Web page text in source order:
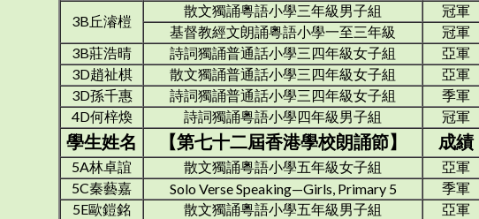
3B丘濬榿
散文獨誦粵語小學三年級男子組
冠軍
基督教經文朗誦粵語小學一至三年級
冠軍
3B莊浩晴
詩詞獨誦普通話小學三四年級女子組
亞軍
3D趙祉棋
散文獨誦普通話小學三四年級女子組
亞軍
3D孫千惠
詩詞獨誦普通話小學三四年級女子組
季軍
4D何梓煥
詩詞獨誦粵語小學四年級男子組 冠軍
學生姓名 【第七十二屆香港學校朗誦節】 成績
5A林卓誼 散文獨誦粵語小學五年級女子組
亞軍
5C秦藝嘉
Solo Verse Speaking—Girls, Primary 5
季軍
5E歐鎧銘
散文獨誦粵語小學五年級男子組 亞軍